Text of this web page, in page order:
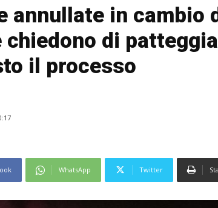
annullate in cambio
chiedono di
il processo
WhatsApp Twitter